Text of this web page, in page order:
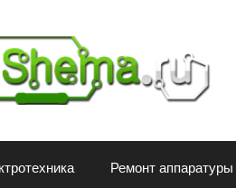
Ремонт аппаратуры